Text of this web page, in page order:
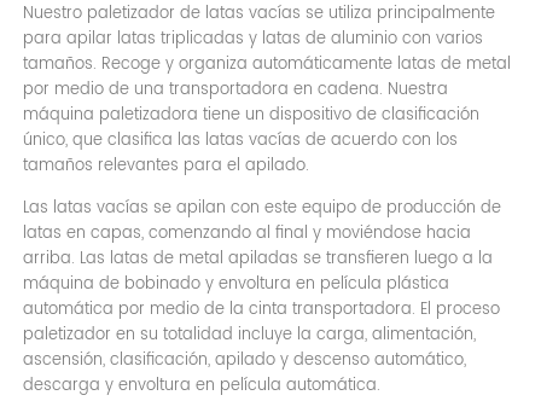
Nuestro paletizador de latas vacías se utiliza principalmente
para apilar latas triplicadas y latas de aluminio con varios
tamaños. Recoge y organiza automáticamente latas de metal
por medio de una transportadora en cadena. Nuestra
máquina paletizadora tiene un dispositivo de clasificación
único, que clasifica las latas vacías de acuerdo con los
tamaños relevantes para el apilado.
Las latas vacías se apilan con este equipo de producción de
latas en capas, comenzando al final y moviéndose hacia
arriba. Las latas de metal apiladas se transfieren luego a la
máquina de bobinado y envoltura en película plástica
automática por medio de la cinta transportadora. El proceso
paletizador en su totalidad incluye la carga, alimentación,
ascensión, clasificación, apilado y descenso automático,
descarga y envoltura en película automática.